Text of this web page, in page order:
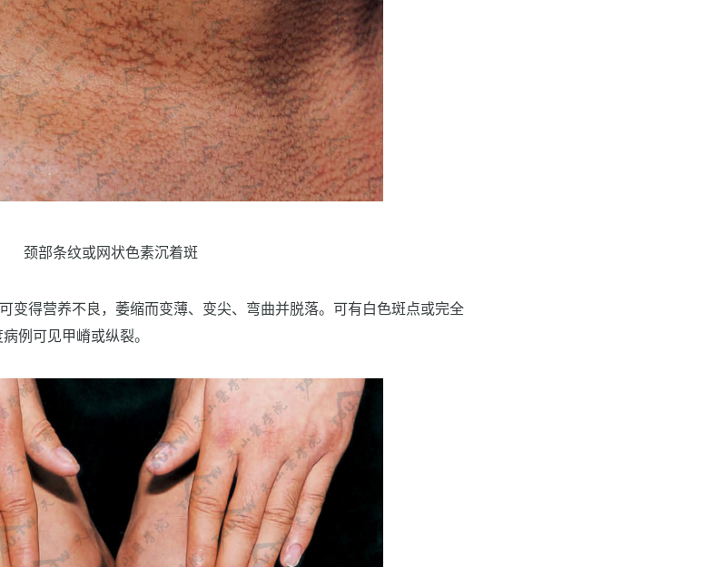
颈部条纹或网状色素沉着斑
变得营养不良，萎缩而变薄、变尖、弯曲并脱落。可有白色斑点或完全
例可见甲嵴或纵裂。